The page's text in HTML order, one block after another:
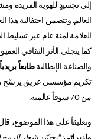
إلى تجسيدٍ للهوية الفريدة
العالم. وتتضمن احتفالية هذا
العلامة لمئة عام عبر
كما يتجلى الأثر الثقافي
والصناعة الإيطاليةطابعاً
تكريم مؤسسي عريق يرسّخ
من 70 سوقاً عالمية.
وتعليقاً على هذا الموضوع،